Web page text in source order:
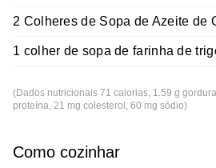
2 Colheres de Sopa de Azeite de
1 colher de sopa de farinha de
(Dados nutricionais 71 calorias, 1.59 g
proteína, 21 mg colesterol, 60 mg sódio)
Como cozinhar